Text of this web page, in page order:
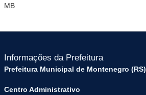
MB
Informações da Prefeitura
Prefeitura Municipal de Montenegro (RS)
Centro Administrativo